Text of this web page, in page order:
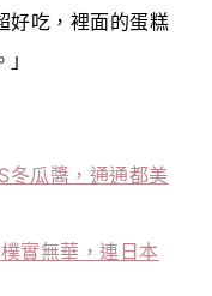
好吃，裡面的蛋糕
冬瓜醬，通通都美
實無華，連日本